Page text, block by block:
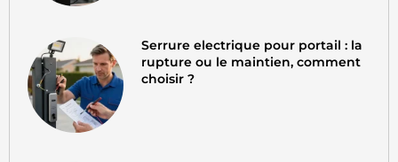
Serrure electrique pour portail : la
rupture ou le maintien, comment
choisir ?